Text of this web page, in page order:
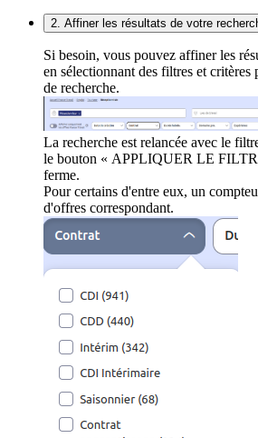
2. Affiner les résultats de votre
Si besoin, vous pouvez affiner les
en sélectionnant des filtres et critères
de recherche.
La recherche est relancée avec le
le bouton « APPLIQUER LE
ferme.
Pour certains d'entre eux, un
d'offres correspondant.